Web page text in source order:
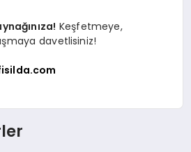
Keşfetmeye,
davetlisiniz!